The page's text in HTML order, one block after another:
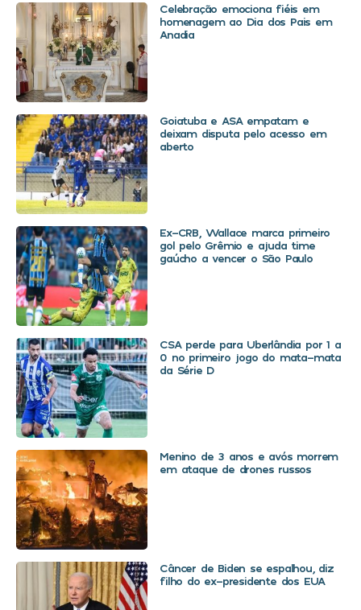
Celebração emociona fiéis em
homenagem ao Dia dos Pais em
Anadia
Goiatuba e ASA empatam e
deixam disputa pelo acesso em
aberto
Ex-CRB, Wallace marca primeiro
gol pelo Grêmio e ajuda time
gaúcho a vencer o São Paulo
CSA perde para Uberlândia por 1 a
0 no primeiro jogo do mata-mata
da Série D
Menino de 3 anos e avós morrem
em ataque de drones russos
Câncer de Biden se espalhou, diz
filho do ex-presidente dos EUA